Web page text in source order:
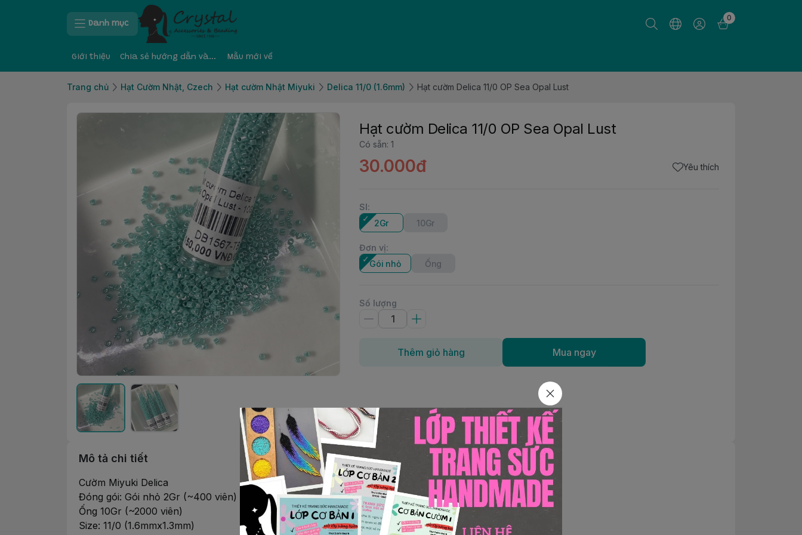
Danh mục
0
Giới thiệu Chia sẻ hướng dẫn và kinh nghiệm Mẫu mới về
Trang chủ Hạt Cườm Nhật, Czech Hạt cườm Nhật Miyuki Delica 11/0 (1.6mm) Hạt cườm Delica 11/0 OP Sea Opal Lust
Hạt cườm Delica 11/0 OP Sea Opal Lust
Có sẵn: 1
30.000đ Yêu thích
Sl:
2Gr
10Gr
Đơn vị:
Gói nhỏ
Ống
Số lượng
Thêm giỏ hàng Mua ngay
Mô tả chi tiết
Cườm Miyuki Delica
Đóng gói: Gói nhỏ 2Gr (~400 viên)
Ống 10Gr (~2000 viên)
Size: 11/0 (1.6mmx1.3mm)